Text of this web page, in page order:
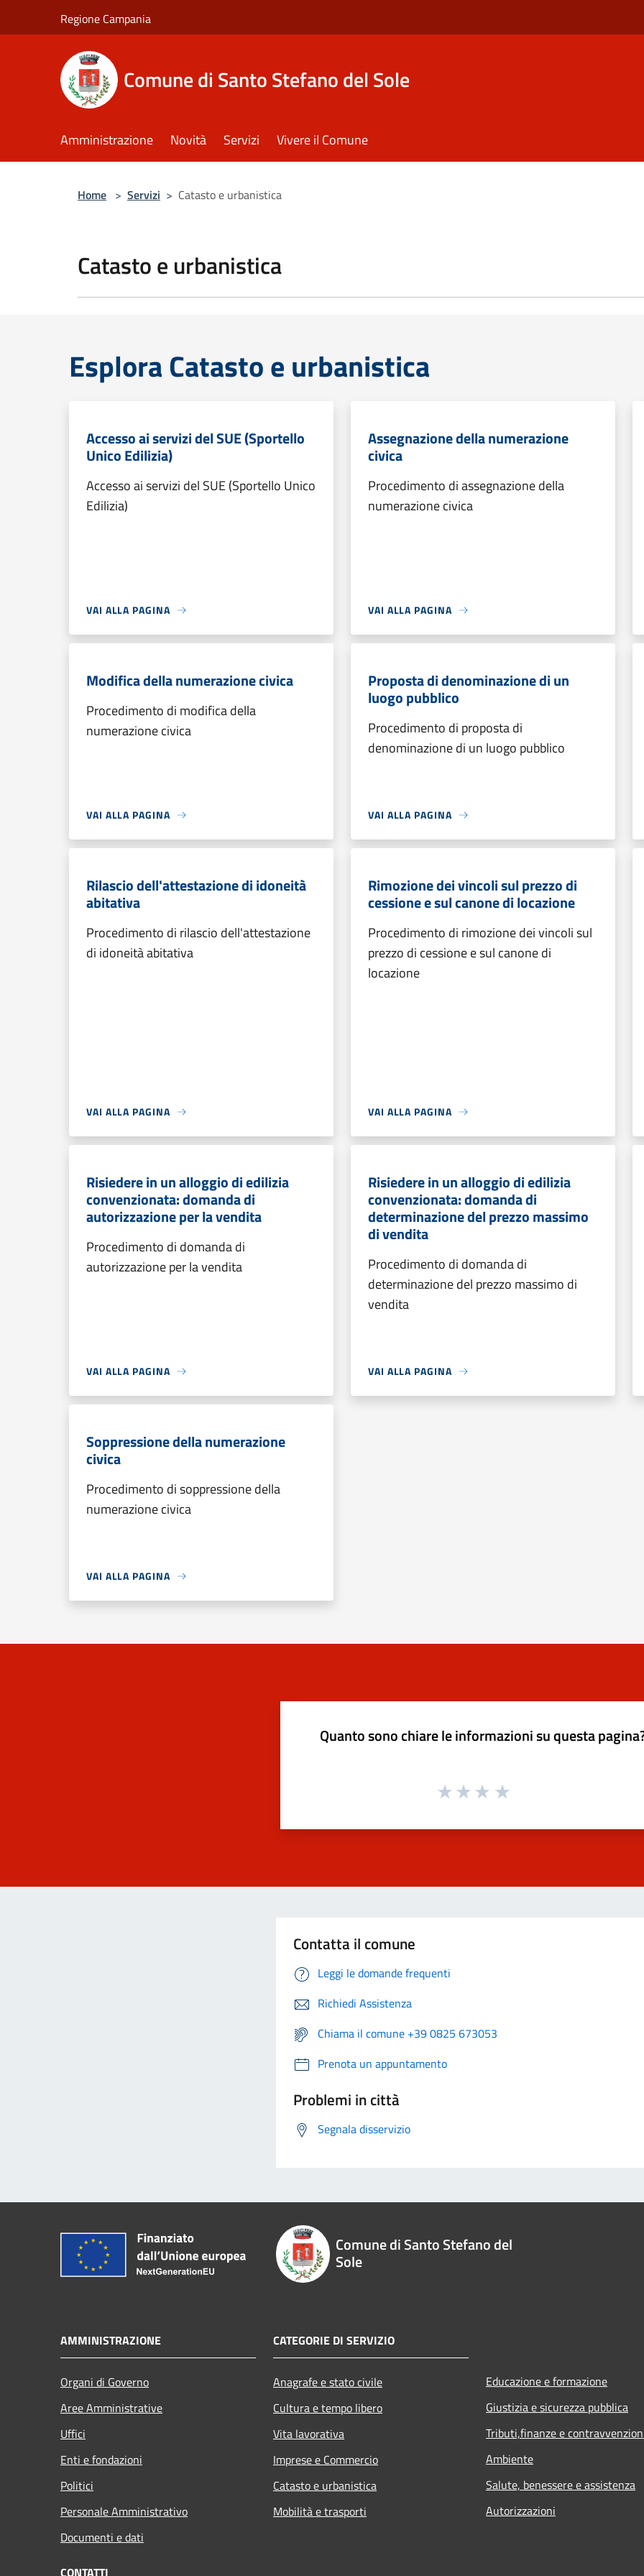
Regione Campania
Comune di Santo Stefano del Sole
Amministrazione Novità Servizi Vivere il Comune
Home > Servizi > Catasto e urbanistica
Catasto e urbanistica
Esplora Catasto e urbanistica
Accesso ai servizi del SUE (Sportello
Unico Edilizia)
Accesso ai servizi del SUE (Sportello Unico
Edilizia)
VAI ALLA PAGINA
Assegnazione della numerazione
civica
Procedimento di assegnazione della
numerazione civica
VAI ALLA PAGINA
Modifica della numerazione civica
Procedimento di modifica della
numerazione civica
VAI ALLA PAGINA
Proposta di denominazione di un
luogo pubblico
Procedimento di proposta di
denominazione di un luogo pubblico
VAI ALLA PAGINA
Rilascio dell'attestazione di idoneità
abitativa
Procedimento di rilascio dell'attestazione
di idoneità abitativa
VAI ALLA PAGINA
Rimozione dei vincoli sul prezzo di
cessione e sul canone di locazione
Procedimento di rimozione dei vincoli sul
prezzo di cessione e sul canone di
locazione
VAI ALLA PAGINA
Risiedere in un alloggio di edilizia
convenzionata: domanda di
autorizzazione per la vendita
Procedimento di domanda di
autorizzazione per la vendita
VAI ALLA PAGINA
Risiedere in un alloggio di edilizia
convenzionata: domanda di
determinazione del prezzo massimo
di vendita
Procedimento di domanda di
determinazione del prezzo massimo di
vendita
VAI ALLA PAGINA
Soppressione della numerazione
civica
Procedimento di soppressione della
numerazione civica
VAI ALLA PAGINA
Quanto sono chiare le informazioni su questa
Contatta il comune
Leggi le domande frequenti
Richiedi Assistenza
Chiama il comune +39 0825 673053
Prenota un appuntamento
Problemi in città
Segnala disservizio
Comune di Santo Stefano del
Sole
AMMINISTRAZIONE
Organi di Governo
Aree Amministrative
Uffici
Enti e fondazioni
Politici
Personale Amministrativo
Documenti e dati
CATEGORIE DI SERVIZIO
Anagrafe e stato civile
Cultura e tempo libero
Vita lavorativa
Imprese e Commercio
Catasto e urbanistica
Mobilità e trasporti
Educazione e formazione
Giustizia e sicurezza pubblica
Tributi,finanze e
Ambiente
Salute, benessere e assistenza
Autorizzazioni
CONTATTI